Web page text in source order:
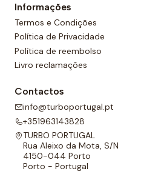
Informações
Termos e Condições
Política de Privacidade
Política de reembolso
Livro reclamações
Contactos
info@turboportugal.pt
+351963143828
TURBO PORTUGAL
Rua Aleixo da Mota, S/N
4150-044 Porto
Porto - Portugal